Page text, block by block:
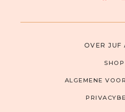
OVER JUF
SHOP
ALGEMENE